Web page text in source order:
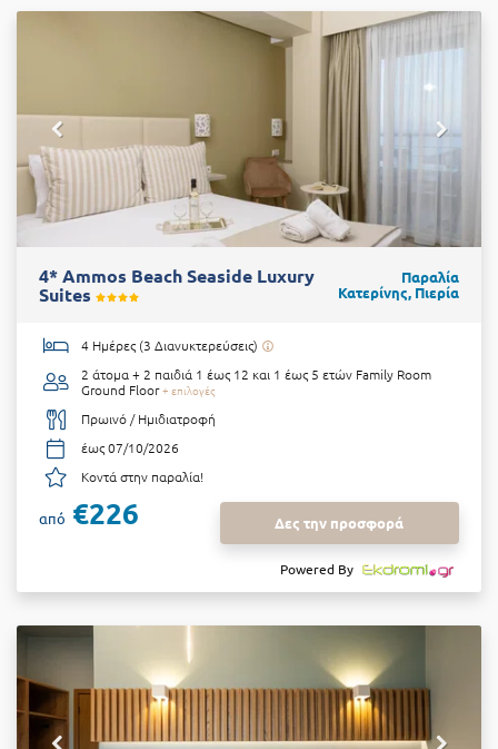
4* Ammos Beach Seaside Luxury
Suites
Παραλία
Κατερίνης, Πιερία
4 Ημέρες (3 Διανυκτερεύσεις)
2 άτομα + 2 παιδιά 1 έως 12 και 1 έως 5 ετών Family Room
Ground Floor + επιλογές
Πρωινό / Ημιδιατροφή
έως 07/10/2026
Κοντά στην παραλία!
από €226 Δες την προσφορά
Powered By